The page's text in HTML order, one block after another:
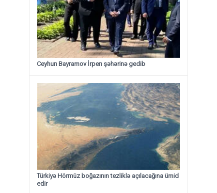
Ceyhun Bayramov İrpen şəhərinə gedib
Türkiyə Hörmüz boğazının tezliklə açılacağına ümid
edir